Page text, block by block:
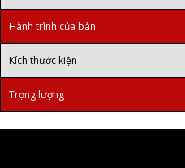
Hành trình của bàn
Kích thước kiện
Trọng lượng